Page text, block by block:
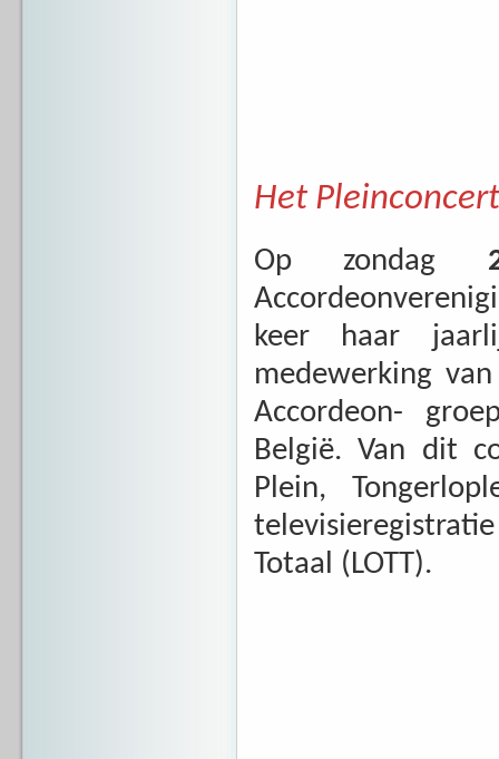
Het
Op zondag
keer haar
medewerking
Accordeon-
België. Van dit
Plein,
Totaal (LOTT).